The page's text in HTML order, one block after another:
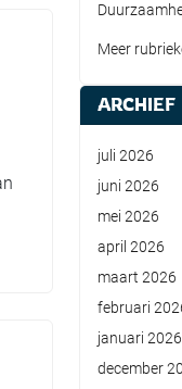
Meer
ARCHIEF
juli 2026
juni 2026
mei 2026
april 2026
maart 2026
februari
januari 2026
december